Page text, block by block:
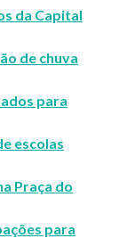
da Capital
de chuva
para
escolas
Praça do
para